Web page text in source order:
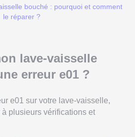
bouché : pourquoi et comment
le réparer ?
lave-vaisselle
erreur e01 ?
e01 sur votre lave-vaisselle,
plusieurs vérifications et